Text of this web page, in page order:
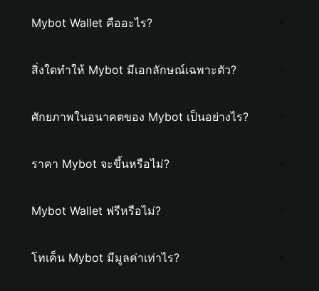
Mybot Wallet คืออะไร?
สิ่งใดทำให้ Mybot มีเอกลักษณ์เฉพาะตัว?
ศักยภาพในอนาคตของ Mybot เป็นอย่างไร?
ราคา Mybot จะขึ้นหรือไม่?
Mybot Wallet ฟรีหรือไม่?
โทเค็น Mybot มีมูลค่าเท่าไร?